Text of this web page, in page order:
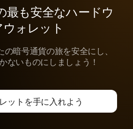
最も安全なハードウ
ウォレット
暗号通貨の旅を安全にし、
ないものにしましょう！
ットを手に入れよう